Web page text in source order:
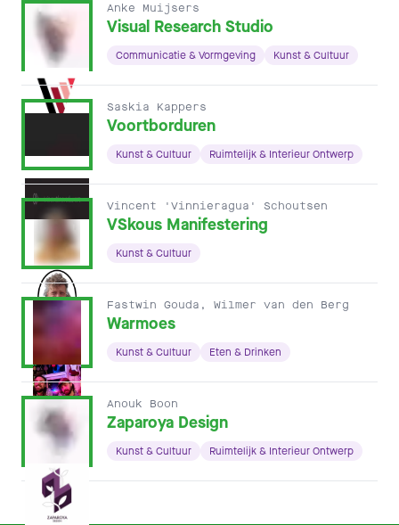
Anke Muijsers
Visual Research Studio
Communicatie & Vormgeving Kunst & Cultuur
Saskia Kappers
Voortborduren
Kunst & Cultuur Ruimtelijk & Interieur Ontwerp
Vincent 'Vinnieragua' Schoutsen
VSkous Manifestering
Kunst & Cultuur
Fastwin Gouda, Wilmer van den Berg
Warmoes
Kunst & Cultuur Eten & Drinken
Anouk Boon
Zaparoya Design
Kunst & Cultuur Ruimtelijk & Interieur Ontwerp